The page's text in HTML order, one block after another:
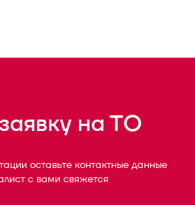
на ТО
оставьте контактные данные
с вами свяжется